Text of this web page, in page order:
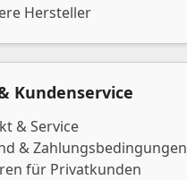
Hersteller
Kundenservice
& Service
& Zahlungsbedingungen
für Privatkunden